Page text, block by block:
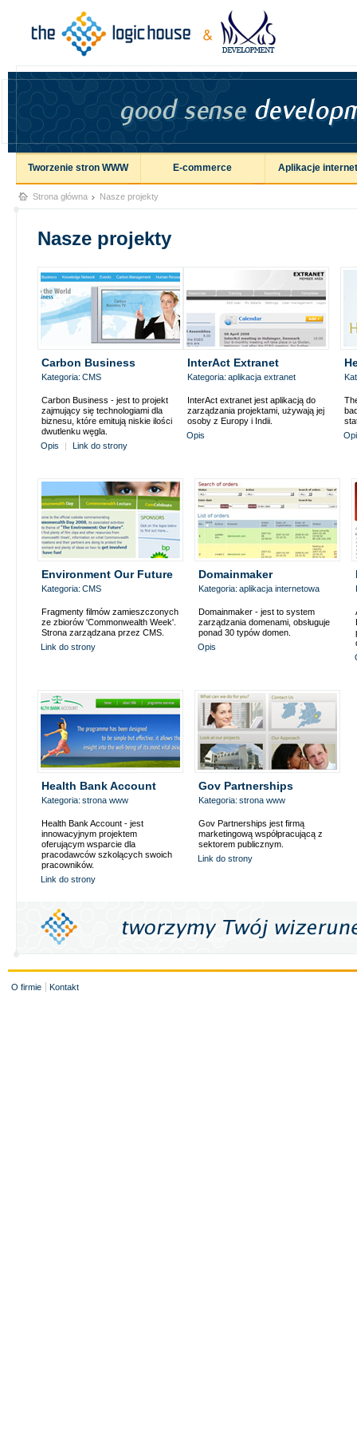
Tworzenie stron WWW E-commerce Aplikacje
Strona główna Nasze projekty
Nasze projekty
Carbon Business
Kategoria: CMS
Carbon Business - jest to projekt
zajmujący się technologiami dla
biznesu, które emitują niskie ilości
dwutlenku węgla.
Opis
Link do strony
InterAct Extranet
Kategoria: aplikacja extranet
InterAct extranet jest aplikacją do
zarządzania projektami, używają jej
osoby z Europy i Indii.
Opis
Environment Our Future
Kategoria: CMS
Fragmenty filmów zamieszczonych
ze zbiorów 'Commonwealth Week'.
Strona zarządzana przez CMS.
Link do strony
Domainmaker
Kategoria: aplikacja internetowa
Domainmaker - jest to system
zarządzania domenami, obsługuje
ponad 30 typów domen.
Opis
Health Bank Account
Kategoria: strona www
Health Bank Account - jest
innowacyjnym projektem
oferującym wsparcie dla
pracodawców szkolących swoich
pracowników.
Link do strony
Gov Partnerships
Kategoria: strona www
Gov Partnerships jest firmą
marketingową współpracującą z
sektorem publicznym.
Link do strony
O firmie Kontakt